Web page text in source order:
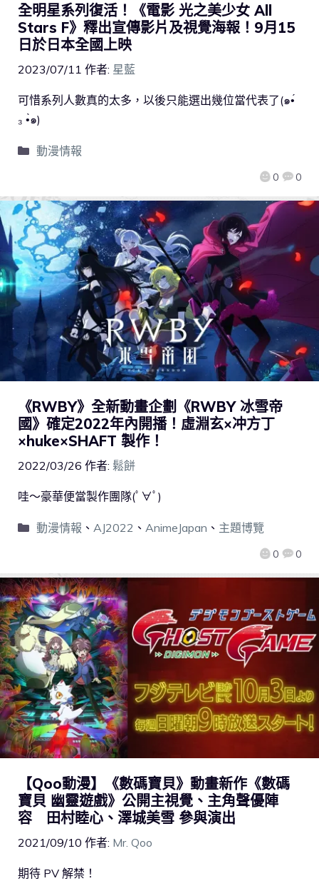
全明星系列復活！《電影 光之美少女 All
Stars F》釋出宣傳影片及視覺海報！9月15
日於日本全國上映
2023/07/11 作者: 星藍
0 0
可惜系列人數真的太多，以後只能選出幾位當代表了(๑•́
₃ •̀๑)
動漫情報
《RWBY》全新動畫企劃《RWBY 冰雪帝
國》確定2022年內開播！虛淵玄×冲方丁
×huke×SHAFT 製作！
2022/03/26 作者: 鬆餅
0 0
哇～豪華便當製作團隊(ﾟ∀ﾟ)
動漫情報 、 AJ2022 、 AnimeJapan 、 主題博覽
【Qoo動漫】《數碼寶貝》動畫新作《數碼
寶貝 幽靈遊戲》公開主視覺、主角聲優陣
容 田村睦心、澤城美雪 參與演出
2021/09/10 作者: Mr. Qoo
期待 PV 解禁！